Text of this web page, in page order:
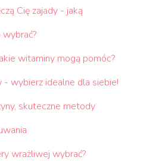
Cię zajady - jaką
witaminy mogą pomóc?
- wybierz idealne dla siebie!
skuteczne metody
wrażliwej wybrać?